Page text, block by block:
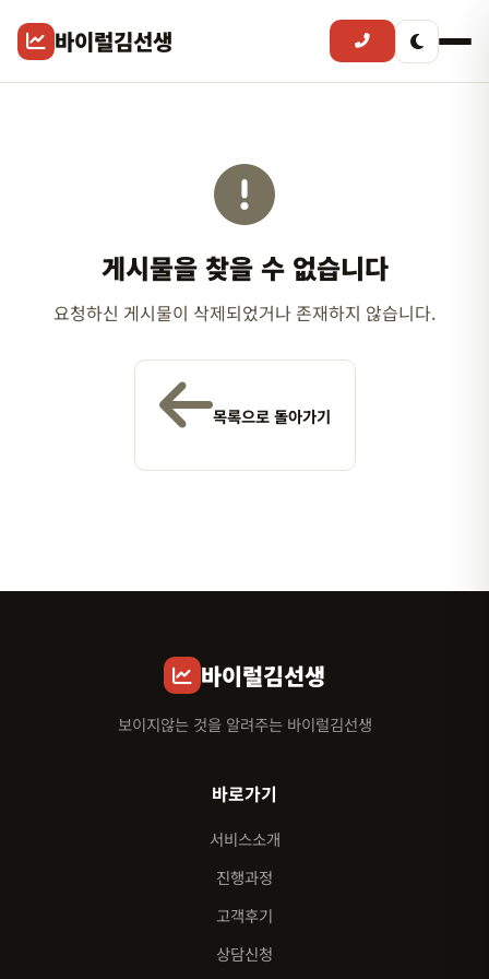
바이럴김선생
게시물을 찾을 수 없습니다
요청하신 게시물이 삭제되었거나 존재하지 않습니다.
목록으로 돌아가기
바이럴김선생
보이지않는 것을 알려주는 바이럴김선생
바로가기
서비스소개
진행과정
고객후기
상담신청